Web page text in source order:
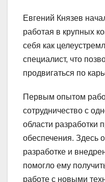
Евгений Князев
работая в крупных
себя как
специалист, что
продвигаться по
Первым опытом
сотрудничество с
области разработки
обеспечения. Здесь
разработке и
помогло ему
работе с новыми